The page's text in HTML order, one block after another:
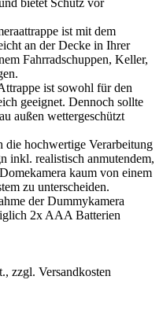
ist mit dem
an der Decke in Ihrer
Fahrradschuppen, Keller,
ist sowohl für den
geeignet. Dennoch sollte
außen wettergeschützt
die hochwertige Verarbeitung
inkl. realistisch anmutendem,
kaum von einem
zu unterscheiden.
der Dummykamera
2x AAA Batterien
zzgl. Versandkosten